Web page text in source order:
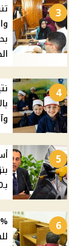
3
4
5
بـ20.50 جنيه
6